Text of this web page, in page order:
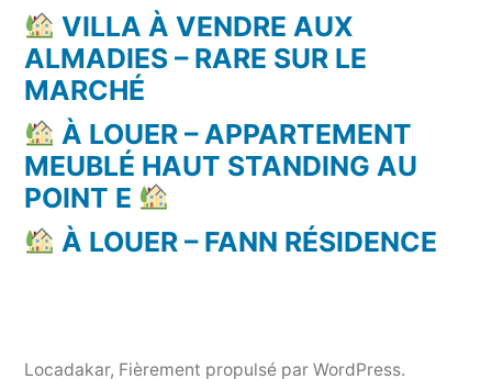
VILLA À VENDRE AUX
ALMADIES – RARE SUR LE
MARCHÉ
À LOUER – APPARTEMENT
MEUBLÉ HAUT STANDING AU
POINT E
À LOUER – FANN RÉSIDENCE
Locadakar, Fièrement propulsé par WordPress.